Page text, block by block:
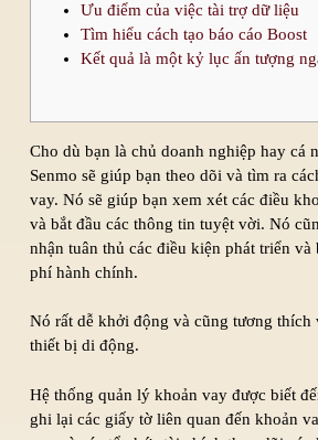
Ưu điểm của việc tài trợ dữ liệu
Tìm hiểu cách tạo báo cáo Boost
Kết quả là một kỷ lục ấn tượng
Cho dù bạn là chủ doanh nghiệp hay cá
Senmo sẽ giúp bạn theo dõi và tìm ra
vay. Nó sẽ giúp bạn xem xét các điều
và bắt đầu các thông tin tuyệt vời. Nó
nhận tuân thủ các điều kiện phát triển và
phí hành chính.
Nó rất dễ khởi động và cũng tương thích
thiết bị di động.
Hệ thống quản lý khoản vay được biết
ghi lại các giấy tờ liên quan đến khoản